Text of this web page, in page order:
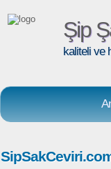
Şip
kaliteli ve